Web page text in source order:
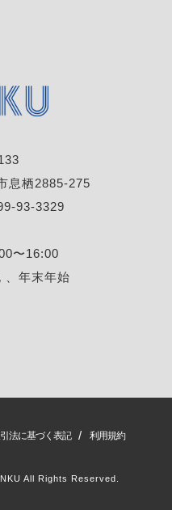
息栖2885-275
93-3329
〜16:00
、年末年始
法に基づく表記 / 利用規約
All Rights Reserved.